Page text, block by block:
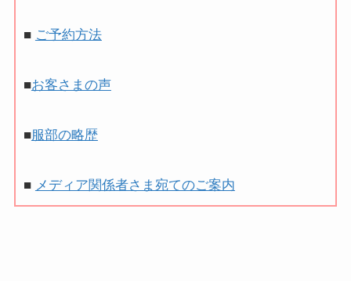
■ ご予約方法
■お客さまの声
■服部の略歴
■ メディア関係者さま宛てのご案内